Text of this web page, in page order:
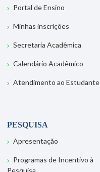
Portal de Ensino
Minhas inscrições
Secretaria Acadêmica
Calendário Acadêmico
Atendimento ao Estudante
PESQUISA
Apresentação
Programas de Incentivo à
Pesquisa